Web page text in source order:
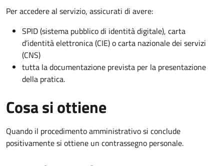
Per accedere al servizio, assicurati di avere:
SPID (sistema pubblico di identità digitale), carta
d’identità elettronica (CIE) o carta nazionale dei servizi
(CNS)
tutta la documentazione prevista per la presentazione
della pratica.
Cosa si ottiene
Quando il procedimento amministrativo si conclude
positivamente si ottiene un contrassegno personale.